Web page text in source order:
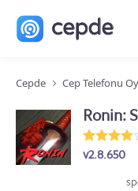
Cepde Cep Telefonu
Ronin:
v2.8.650